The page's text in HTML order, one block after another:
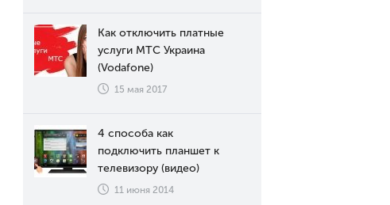
Как отключить платные
услуги МТС Украина
(Vodafone)
15 мая 2017
4 способа как
подключить планшет к
телевизору (видео)
11 июня 2014